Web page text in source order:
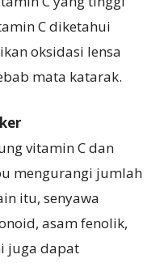
C diketahui
oksidasi lensa
mata katarak.
vitamin C dan
mengurangi jumlah
itu, senyawa
asam fenolik,
juga dapat